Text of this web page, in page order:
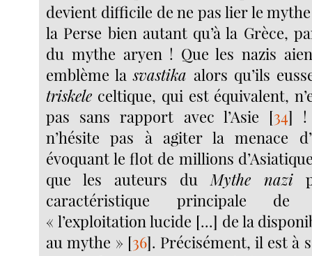
devient difficile de ne pas lier le mythe
la Perse bien autant qu’à la Grèce,
du mythe aryen ! Que les nazis
emblème lasvastika alors qu’ils
triskele celtique, qui est équivalent,
pas sans rapport avec l’Asie [34] !
n’hésite pas à agiter la menace
évoquant le flot de millions
que les auteurs duMythe nazi
caractéristique principale de
« l’exploitation lucide [...] de la
au mythe » [36]. Précisément, il est à